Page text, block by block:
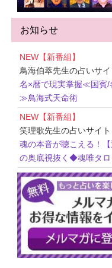
お知らせ
NEW【新番組】
鳥海伯萃先生の占いサイ
名×暦で現実掌握≪国賓/
≫鳥海式天命術
NEW【新番組】
笑理歌先生の占いサイト
魂の本音が聴こえる！
の奥底視抜く◆魂唯タロ